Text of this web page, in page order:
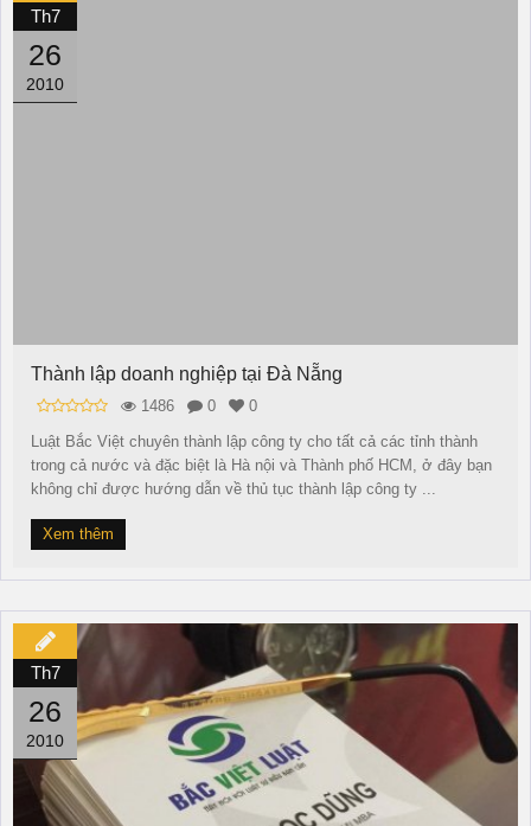
Th7
26
2010
Thành lập doanh nghiệp tại Đà Nẵng
1486 0
0
Luật Bắc Việt chuyên thành lập công ty cho tất cả các tỉnh thành
trong cả nước và đặc biệt là Hà nội và Thành phố HCM, ở đây bạn
không chỉ được hướng dẫn về thủ tục thành lập công ty ...
Xem thêm
Th7
26
2010